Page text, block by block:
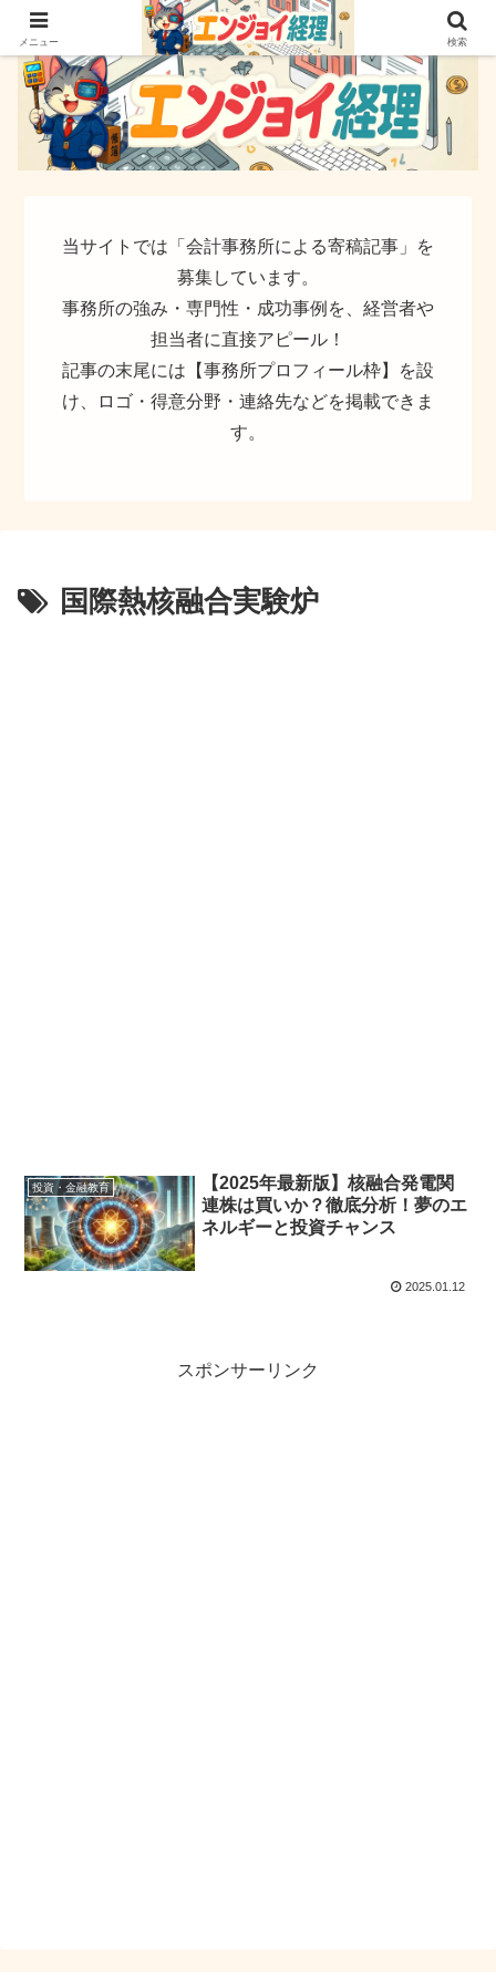
簿記でなく実務ができるサイト
当サイトでは「会計事務所による寄稿記事」を
募集しています。
事務所の強み・専門性・成功事例を、経営者や
担当者に直接アピール！
記事の末尾には【事務所プロフィール枠】を設
け、ロゴ・得意分野・連絡先などを掲載できま
す。
国際熱核融合実験炉
投資・金融教育
【2025年最新版】核融合発電関
連株は買いか？徹底分析！夢のエ
ネルギーと投資チャンス
2025.01.12
スポンサーリンク
メニュー 検索